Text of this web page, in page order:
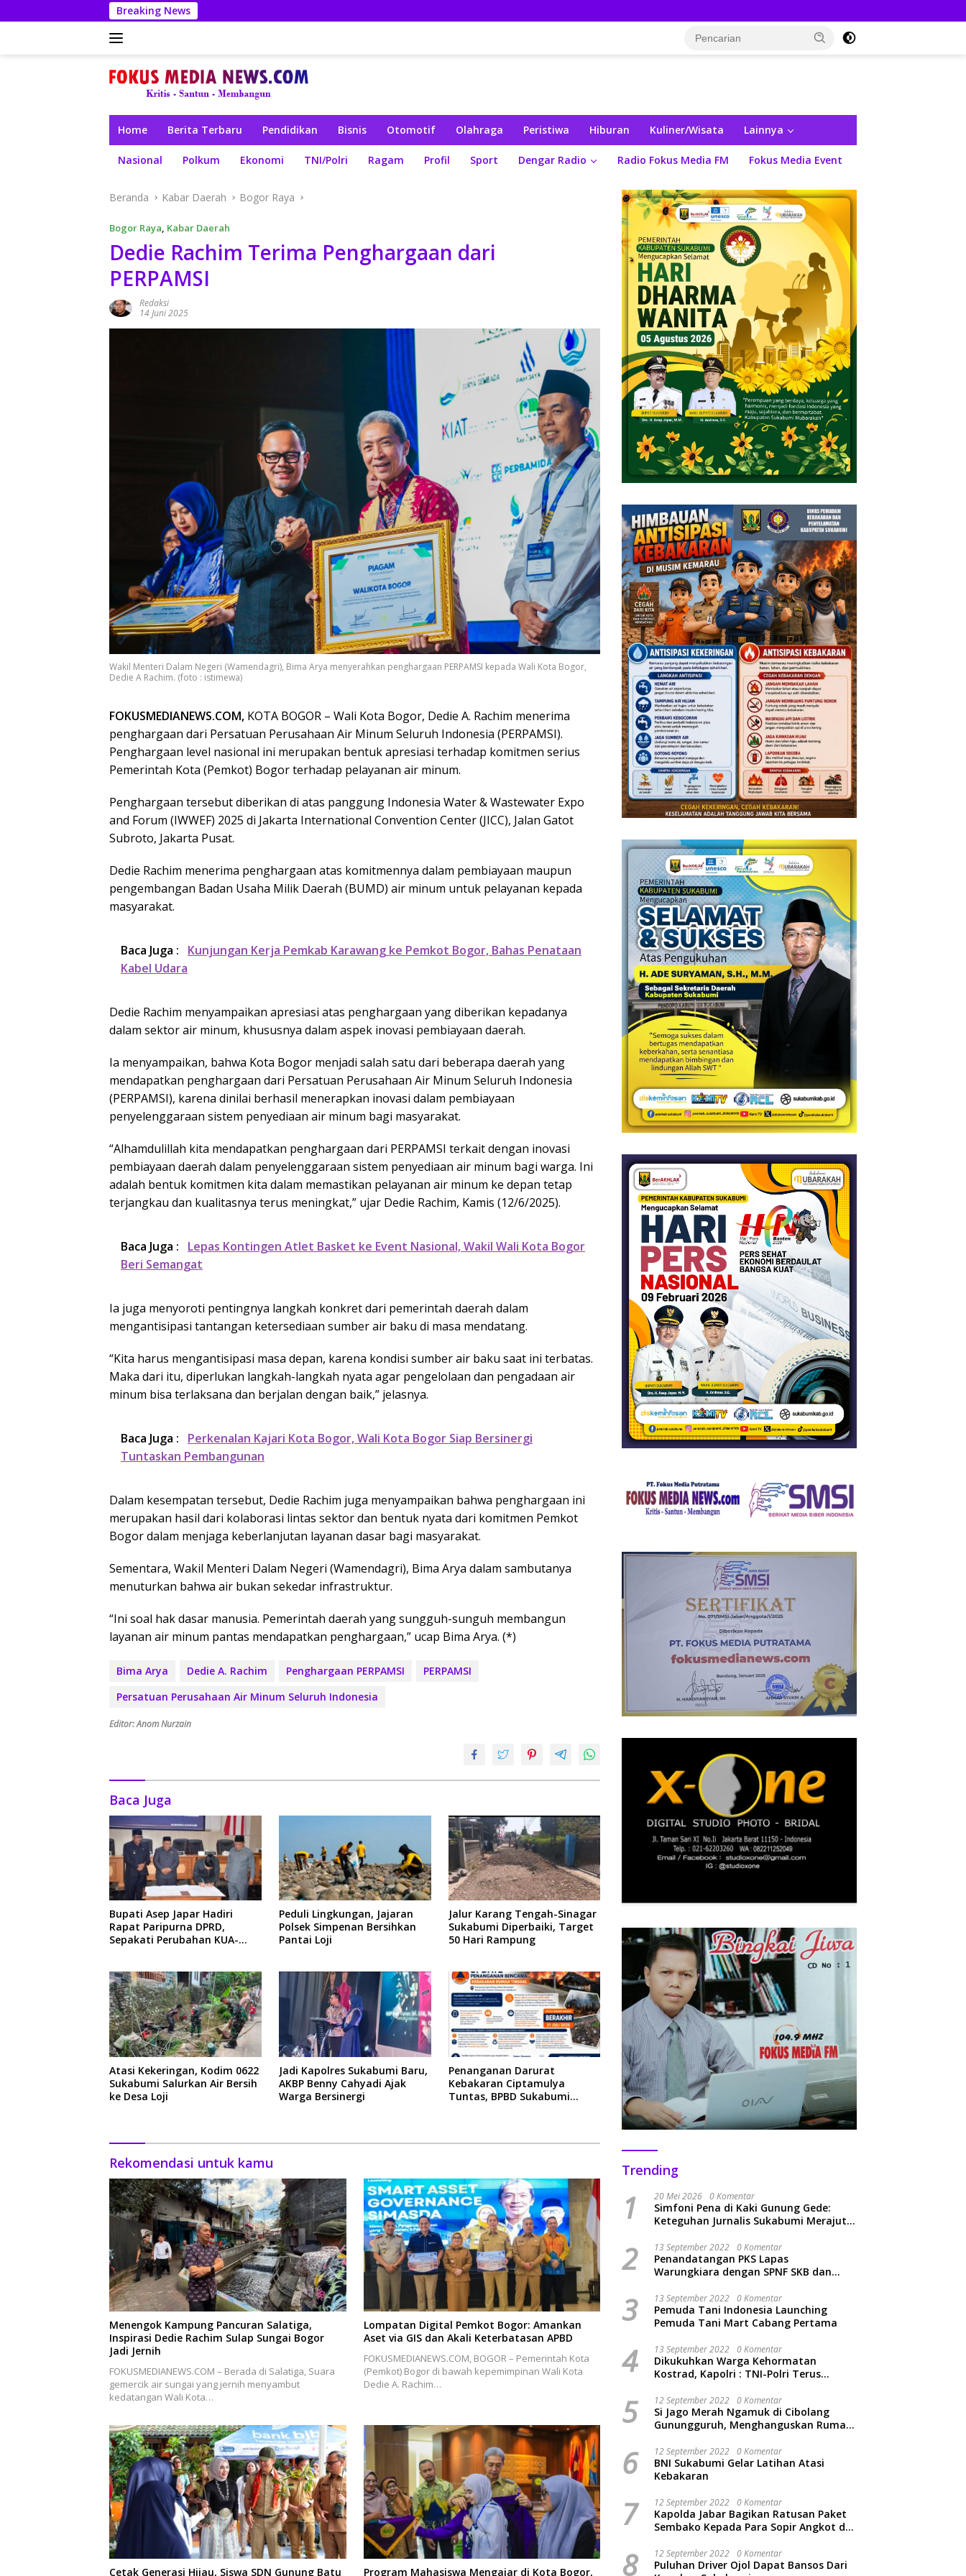
ke
Breaking News
Home Berita Terbaru Pendidikan Bisnis Otomotif Olahraga Peristiwa Hiburan Kuliner/Wisata Lainnya
Nasional Polkum Ekonomi TNI/Polri Ragam Profil Sport Dengar Radio Radio Fokus Media FM Fokus Media Event
Beranda Kabar Daerah Bogor Raya
Bogor Raya, Kabar Daerah
Dedie Rachim Terima Penghargaan dari
PERPAMSI
Redaksi
14 Juni 2025
Wakil Menteri Dalam Negeri (Wamendagri), Bima Arya menyerahkan penghargaan PERPAMSI kepada Wali Kota Bogor,
Dedie A Rachim. (foto : istimewa)
FOKUSMEDIANEWS.COM, KOTA BOGOR – Wali Kota Bogor, Dedie A. Rachim menerima
penghargaan dari Persatuan Perusahaan Air Minum Seluruh Indonesia (PERPAMSI).
Penghargaan level nasional ini merupakan bentuk apresiasi terhadap komitmen serius
Pemerintah Kota (Pemkot) Bogor terhadap pelayanan air minum.
Penghargaan tersebut diberikan di atas panggung Indonesia Water & Wastewater Expo
and Forum (IWWEF) 2025 di Jakarta International Convention Center (JICC), Jalan Gatot
Subroto, Jakarta Pusat.
Dedie Rachim menerima penghargaan atas komitmennya dalam pembiayaan maupun
pengembangan Badan Usaha Milik Daerah (BUMD) air minum untuk pelayanan kepada
masyarakat.
Baca Juga :
Kunjungan Kerja Pemkab Karawang ke Pemkot Bogor, Bahas Penataan
Kabel Udara
Dedie Rachim menyampaikan apresiasi atas penghargaan yang diberikan kepadanya
dalam sektor air minum, khususnya dalam aspek inovasi pembiayaan daerah.
Ia menyampaikan, bahwa Kota Bogor menjadi salah satu dari beberapa daerah yang
mendapatkan penghargaan dari Persatuan Perusahaan Air Minum Seluruh Indonesia
(PERPAMSI), karena dinilai berhasil menerapkan inovasi dalam pembiayaan
penyelenggaraan sistem penyediaan air minum bagi masyarakat.
“Alhamdulillah kita mendapatkan penghargaan dari PERPAMSI terkait dengan inovasi
pembiayaan daerah dalam penyelenggaraan sistem penyediaan air minum bagi warga. Ini
adalah bentuk komitmen kita dalam memastikan pelayanan air minum ke depan tetap
terjangkau dan kualitasnya terus meningkat,” ujar Dedie Rachim, Kamis (12/6/2025).
Baca Juga :
Lepas Kontingen Atlet Basket ke Event Nasional, Wakil Wali Kota Bogor
Beri Semangat
Ia juga menyoroti pentingnya langkah konkret dari pemerintah daerah dalam
mengantisipasi tantangan ketersediaan sumber air baku di masa mendatang.
“Kita harus mengantisipasi masa depan, karena kondisi sumber air baku saat ini terbatas.
Maka dari itu, diperlukan langkah-langkah nyata agar pengelolaan dan pengadaan air
minum bisa terlaksana dan berjalan dengan baik,” jelasnya.
Baca Juga :
Perkenalan Kajari Kota Bogor, Wali Kota Bogor Siap Bersinergi
Tuntaskan Pembangunan
Dalam kesempatan tersebut, Dedie Rachim juga menyampaikan bahwa penghargaan ini
merupakan hasil dari kolaborasi lintas sektor dan bentuk nyata dari komitmen Pemkot
Bogor dalam menjaga keberlanjutan layanan dasar bagi masyarakat.
Sementara, Wakil Menteri Dalam Negeri (Wamendagri), Bima Arya dalam sambutanya
menuturkan bahwa air bukan sekedar infrastruktur.
“Ini soal hak dasar manusia. Pemerintah daerah yang sungguh-sunguh membangun
layanan air minum pantas mendapatkan penghargaan,” ucap Bima Arya. (*)
Bima Arya Dedie A. Rachim Penghargaan PERPAMSI
PERPAMSI
Persatuan Perusahaan Air Minum Seluruh Indonesia
Editor: Anom Nurzain
Baca Juga
Bupati Asep Japar Hadiri
Rapat Paripurna DPRD,
Sepakati Perubahan KUA-
Peduli Lingkungan, Jajaran
Polsek Simpenan Bersihkan
Pantai Loji
Jalur Karang Tengah-Sinagar
Sukabumi Diperbaiki, Target
50 Hari Rampung
Atasi Kekeringan, Kodim 0622
Sukabumi Salurkan Air Bersih
ke Desa Loji
Jadi Kapolres Sukabumi Baru,
AKBP Benny Cahyadi Ajak
Warga Bersinergi
Penanganan Darurat
Kebakaran Ciptamulya
Tuntas, BPBD Sukabumi
Rekomendasi untuk kamu
Menengok Kampung Pancuran Salatiga,
Inspirasi Dedie Rachim Sulap Sungai Bogor
Jadi Jernih
FOKUSMEDIANEWS.COM – Berada di Salatiga, Suara
gemercik air sungai yang jernih menyambut
kedatangan Wali Kota…
Lompatan Digital Pemkot Bogor: Amankan
Aset via GIS dan Akali Keterbatasan APBD
FOKUSMEDIANEWS.COM, BOGOR – Pemerintah Kota
(Pemkot) Bogor di bawah kepemimpinan Wali Kota
Dedie A. Rachim…
Cetak Generasi Hijau, Siswa SDN Gunung Batu Program Mahasiswa Mengajar di Kota Bogor,
Trending
1 20 Mei 2026 0 Komentar
Simfoni Pena di Kaki Gunung Gede:
Keteguhan Jurnalis Sukabumi Merajut
2 13 September 2022 0 Komentar
Penandatangan PKS Lapas
Warungkiara dengan SPNF SKB dan
3 13 September 2022 0 Komentar
Pemuda Tani Indonesia Launching
Pemuda Tani Mart Cabang Pertama
4 13 September 2022 0 Komentar
Dikukuhkan Warga Kehormatan
Kostrad, Kapolri : TNI-Polri Terus
Rakyat Indonesia
5 12 September 2022 0 Komentar
Si Jago Merah Ngamuk di Cibolang
Gunungguruh, Menghanguskan Rumah
6 12 September 2022 0 Komentar
BNI Sukabumi Gelar Latihan Atasi
Kebakaran
7 12 September 2022 0 Komentar
Kapolda Jabar Bagikan Ratusan Paket
Sembako Kepada Para Sopir Angkot di
8 12 September 2022 0 Komentar
Puluhan Driver Ojol Dapat Bansos Dari